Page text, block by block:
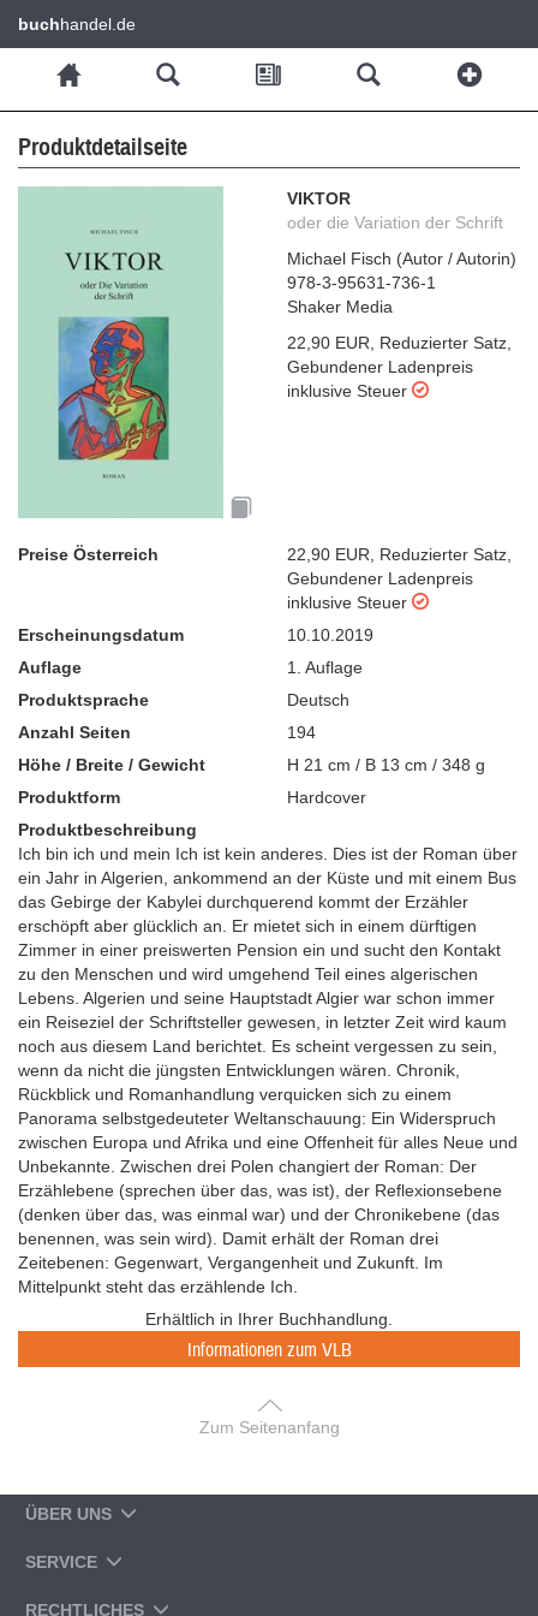
buchhandel.de
Produktdetailseite
VIKTOR
oder die Variation der Schrift
Michael Fisch (Autor / Autorin)
978-3-95631-736-1
Shaker Media
22,90 EUR
Reduzierter Satz
Gebundener Ladenpreis
inklusive Steuer
Preise Österreich 22,90 EUR Reduzierter Satz
Gebundener Ladenpreis
inklusive Steuer
Erscheinungsdatum
10.10.2019
Auflage
1. Auflage
Produktsprache
Deutsch
Anzahl Seiten
194
Höhe / Breite / Gewicht
H 21 cm / B 13 cm / 348 g
Produktform
Hardcover
Produktbeschreibung
Ich bin ich und mein Ich ist kein anderes. Dies ist der Roman über
ein Jahr in Algerien, ankommend an der Küste und mit einem Bus
das Gebirge der Kabylei durchquerend kommt der Erzähler
erschöpft aber glücklich an. Er mietet sich in einem dürftigen
Zimmer in einer preiswerten Pension ein und sucht den Kontakt
zu den Menschen und wird umgehend Teil eines algerischen
Lebens. Algerien und seine Hauptstadt Algier war schon immer
ein Reiseziel der Schriftsteller gewesen, in letzter Zeit wird kaum
noch aus diesem Land berichtet. Es scheint vergessen zu sein,
wenn da nicht die jüngsten Entwicklungen wären. Chronik,
Rückblick und Romanhandlung verquicken sich zu einem
Panorama selbstgedeuteter Weltanschauung: Ein Widerspruch
zwischen Europa und Afrika und eine Offenheit für alles Neue und
Unbekannte. Zwischen drei Polen changiert der Roman: Der
Erzählebene (sprechen über das, was ist), der Reflexionsebene
(denken über das, was einmal war) und der Chronikebene (das
benennen, was sein wird). Damit erhält der Roman drei
Zeitebenen: Gegenwart, Vergangenheit und Zukunft. Im
Mittelpunkt steht das erzählende Ich.
Erhältlich in Ihrer Buchhandlung.
Informationen zum VLB
Zum Seitenanfang
ÜBER UNS
SERVICE
RECHTLICHES